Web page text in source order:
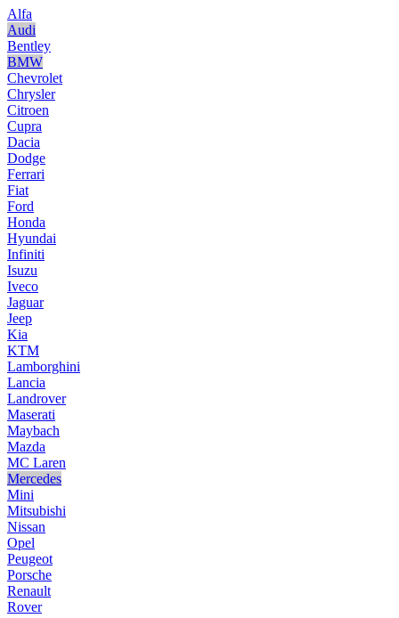
Alfa
Audi
Bentley
BMW
Chevrolet
Chrysler
Citroen
Cupra
Dacia
Dodge
Ferrari
Fiat
Ford
Honda
Hyundai
Infiniti
Isuzu
Iveco
Jaguar
Jeep
Kia
KTM
Lamborghini
Lancia
Landrover
Maserati
Maybach
Mazda
MC Laren
Mercedes
Mini
Mitsubishi
Nissan
Opel
Peugeot
Porsche
Renault
Rover